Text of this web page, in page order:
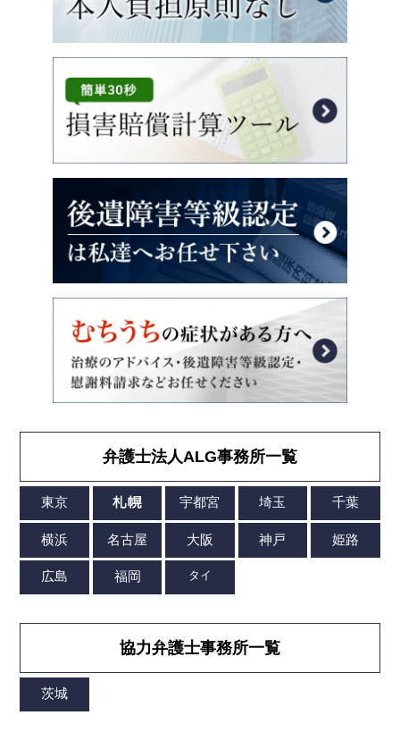
弁護士法人ALG事務所一覧
協力弁護士事務所一覧